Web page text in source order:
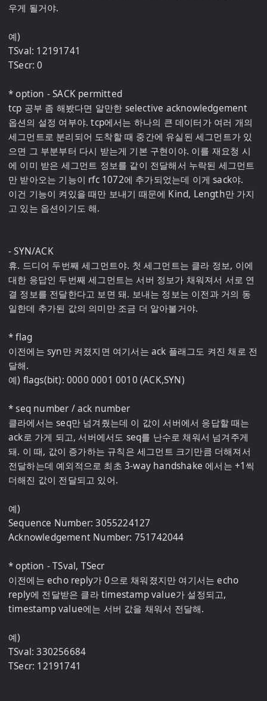
우게 될거야.
예)
TSval: 12191741
TSecr: 0
* option - SACK permitted
tcp 공부 좀 해봤다면 알만한 selective acknowledgement
옵션의 설정 여부야. tcp에서는 하나의 큰 데이터가 여러 개의
세그먼트로 분리되어 도착할 때 중간에 유실된 세그먼트가 있
으면 그 부분부터 다시 받는게 기본 구현이야. 이를 재요청 시
에 이미 받은 세그먼트 정보를 같이 전달해서 누락된 세그먼트
만 받아오는 기능이 rfc 1072에 추가되었는데 이게 sack야.
이건 기능이 켜있을 때만 보내기 때문에 Kind, Length만 가지
고 있는 옵션이기도 해.
- SYN/ACK
휴. 드디어 두번째 세그먼트야. 첫 세그먼트는 클라 정보, 이에
대한 응답인 두번째 세그먼트는 서버 정보가 채워져서 서로 연
결 정보를 전달한다고 보면 돼. 보내는 정보는 이전과 거의 동
일한데 추가된 값의 의미만 조금 더 알아볼거야.
* flag
이전에는 syn만 켜졌지면 여기서는 ack 플래그도 켜진 채로 전
달해.
예) flags(bit): 0000 0001 0010 (ACK,SYN)
* seq number / ack number
클라에서는 seq만 넘겨줬는데 이 값이 서버에서 응답할 때는
ack로 가게 되고, 서버에서도 seq를 난수로 채워서 넘겨주게
돼. 이 때, 값이 증가하는 규칙은 세그먼트 크기만큼 더해져서
전달하는데 예외적으로 최초 3-way handshake 에서는 +1씩
더해진 값이 전달되고 있어.
예)
Sequence Number: 3055224127
Acknowledgement Number: 751742044
* option - TSval, TSecr
이전에는 echo reply가 0으로 채워졌지만 여기서는 echo
reply에 전달받은 클라 timestamp value가 설정되고,
timestamp value에는 서버 값을 채워서 전달해.
예)
TSval: 330256684
TSecr: 12191741